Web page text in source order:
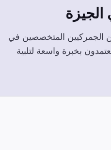
الجيزة
الجمركيين المتخصصين في
بخبرة واسعة لتلبية